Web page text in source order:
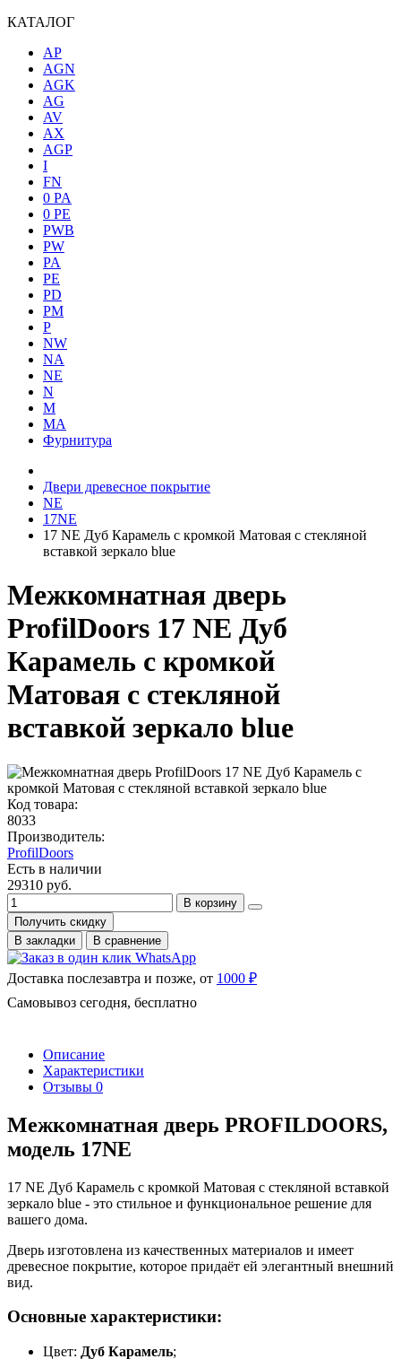
КАТАЛОГ
AP
AGN
AGK
AG
AV
AX
AGP
I
FN
0 PA
0 PE
PWB
PW
PA
PE
PD
PM
P
NW
NA
NE
N
M
MA
Фурнитура
Двери древесное покрытие
NE
17NE
17 NE Дуб Карамель с кромкой Матовая с стекляной
вставкой зеркало blue
Межкомнатная дверь
ProfilDoors 17 NE Дуб
Карамель с кромкой
Матовая с стекляной
вставкой зеркало blue
Код товара:
8033
Производитель:
ProfilDoors
Есть в наличии
29310 руб.
В корзину
Получить скидку
В закладки
В сравнение
Доставка послезавтра и позже, от 1000 ₽
Самовывоз сегодня, бесплатно
Описание
Характеристики
Отзывы 0
Межкомнатная дверь PROFILDOORS,
модель 17NE
17 NE Дуб Карамель с кромкой Матовая с стекляной вставкой
зеркало blue - это стильное и функциональное решение для
вашего дома.
Дверь изготовлена из качественных материалов и имеет
древесное покрытие, которое придаёт ей элегантный внешний
вид.
Основные характеристики:
Цвет: Дуб Карамель;